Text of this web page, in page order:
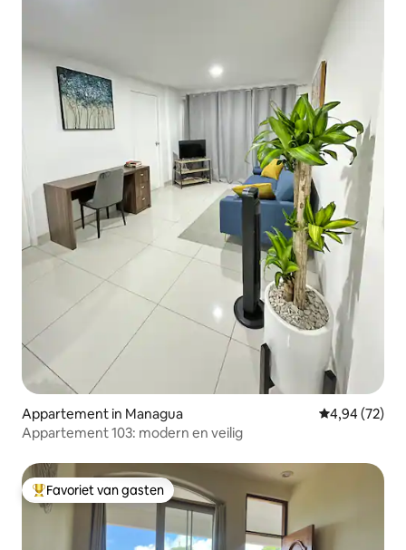
Appartement in Managua Gemiddelde
4,94 (72)
Appartement 103: modern en veilig
Topfavoriet van gasten
Favoriet van gasten